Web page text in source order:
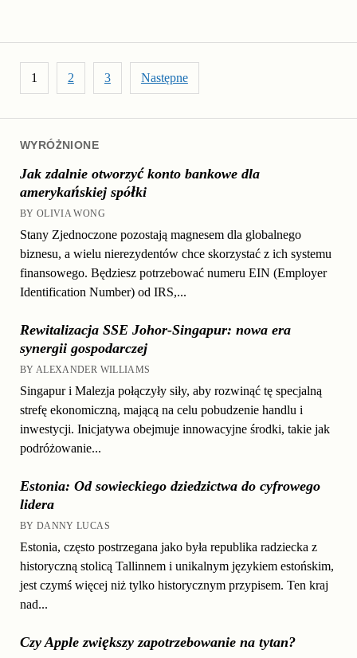
WYRÓŻNIONE
Jak zdalnie otworzyć konto bankowe dla
amerykańskiej spółki
BY OLIVIA WONG
Stany Zjednoczone pozostają magnesem dla globalnego
biznesu, a wielu nierezydentów chce skorzystać z ich systemu
finansowego. Będziesz potrzebować numeru EIN (Employer
Identification Number) od IRS,...
Rewitalizacja SSE Johor-Singapur: nowa era
synergii gospodarczej
BY ALEXANDER WILLIAMS
Singapur i Malezja połączyły siły, aby rozwinąć tę specjalną
strefę ekonomiczną, mającą na celu pobudzenie handlu i
inwestycji. Inicjatywa obejmuje innowacyjne środki, takie jak
podróżowanie...
Estonia: Od sowieckiego dziedzictwa do cyfrowego
lidera
BY DANNY LUCAS
Estonia, często postrzegana jako była republika radziecka z
historyczną stolicą Tallinnem i unikalnym językiem estońskim,
jest czymś więcej niż tylko historycznym przypisem. Ten kraj
nad...
Czy Apple zwiększy zapotrzebowanie na tytan?
Stronicowanie wpisów
1 2 3 Następne